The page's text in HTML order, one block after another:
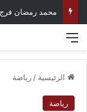
Negusflex.. صانع المحتوى الذي حوّل الكوميديا إلى لغة عالمية
الرئيسية / رياضة
رياضة